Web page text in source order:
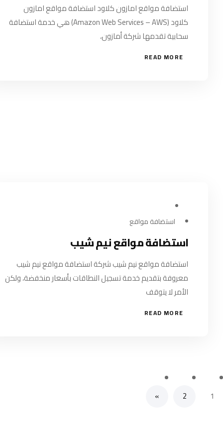
استضافة مواقع امازون كلاود استضافة مواقع امازون
كلاود (Amazon Web Services – AWS) هي خدمة استضافة
سحابية تقدمها شركة أمازون،
READ MORE
استضافة مواقع
استضافة مواقع نيم شيب
استضافة مواقع نيم شيب شركة استضافة مواقع نيم شيب
معروفة بتقديم خدمة تسجيل النطاقات بأسعار منخفضة، ولكن
الأمر لا يتوقف
READ MORE
1
2
»